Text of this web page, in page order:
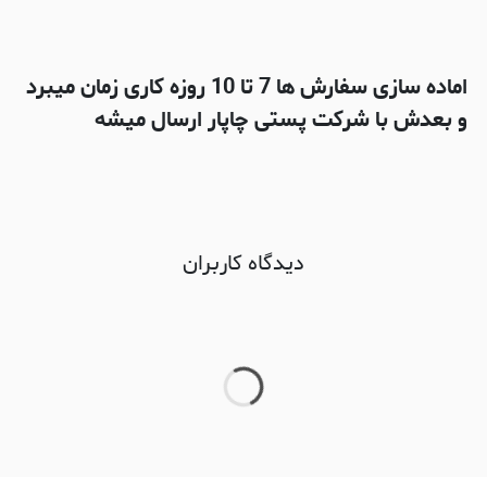
اماده سازی سفارش ها 7 تا 10 روزه کاری زمان میبرد
و بعدش با شرکت پستی چاپار ارسال میشه
دیدگاه کاربران